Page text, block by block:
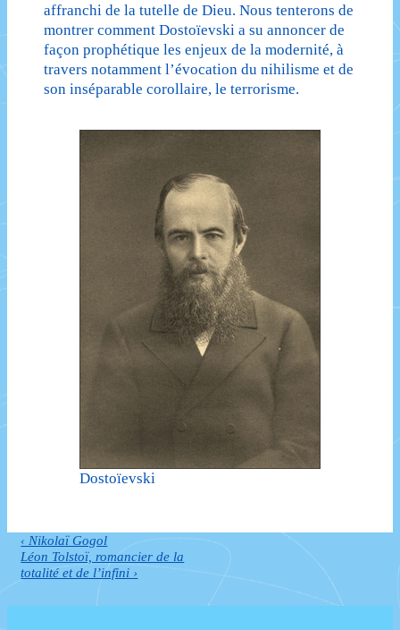
affranchi de la tutelle de Dieu. Nous tenterons de
montrer comment Dostoïevski a su annoncer de
façon prophétique les enjeux de la modernité, à
travers notamment l’évocation du nihilisme et de
son inséparable corollaire, le terrorisme.
Dostoïevski
Navigation
de
l’article
Previous
Post
is
‹ Nikolaï Gogol
Next
Post
Léon Tolstoï, romancier de la
totalité et de l’infini ›